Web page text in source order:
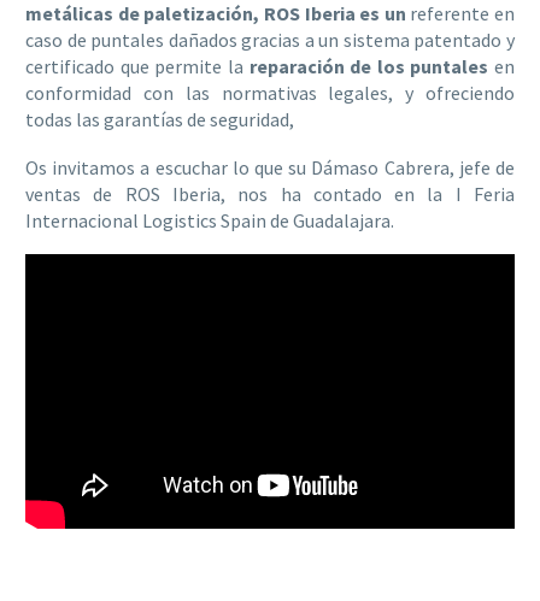
metálicas de paletización, ROS Iberia es un referente en
caso de puntales dañados gracias a un sistema patentado y
certificado que permite la reparación de los puntales en
conformidad con las normativas legales, y ofreciendo
todas las garantías de seguridad,
Os invitamos a escuchar lo que su Dámaso Cabrera, jefe de
ventas de ROS Iberia, nos ha contado en la I Feria
Internacional Logistics Spain de Guadalajara.